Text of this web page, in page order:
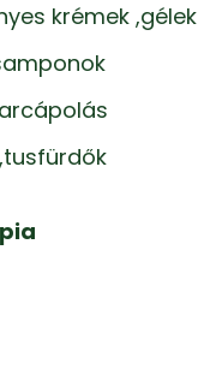
krémek ,gélek